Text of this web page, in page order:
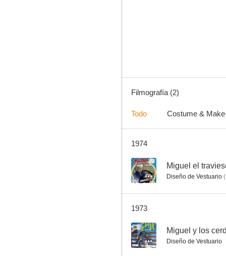
Filmografía (2)
Todo Costume &
1974
-- Miguel el
Diseño de Vestuario (
1973
-- Miguel y los
Diseño de Vestuario